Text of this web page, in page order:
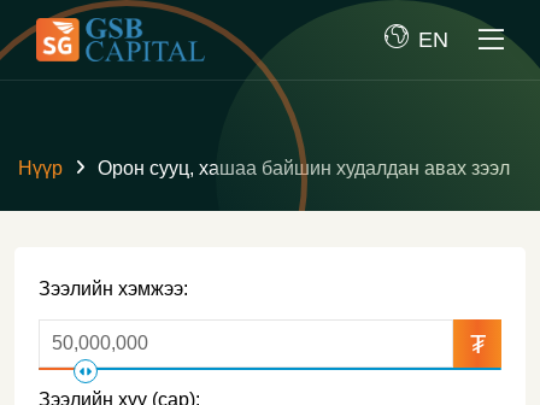
EN
Нүүр Орон сууц, хашаа байшин худалдан авах зээл
Зээлийн хэмжээ:
₮
Зээлийн хүү (сар):